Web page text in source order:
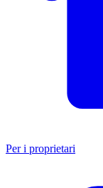
Per i proprietari